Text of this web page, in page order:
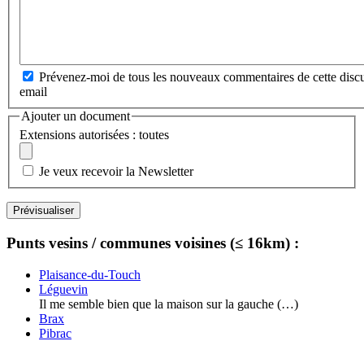
Prévenez-moi de tous les nouveaux commentaires de cette
email
Ajouter un document
Extensions autorisées : toutes
Je veux recevoir la Newsletter
Punts vesins / communes voisines (≤ 16km) :
Plaisance-du-Touch
Léguevin
Il me semble bien que la maison sur la gauche (…)
Brax
Pibrac